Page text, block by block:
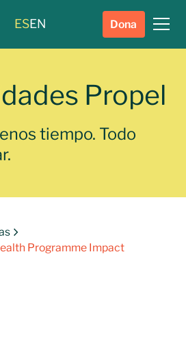
ESEN Dona
Propel
tiempo. Todo
Programme Impact